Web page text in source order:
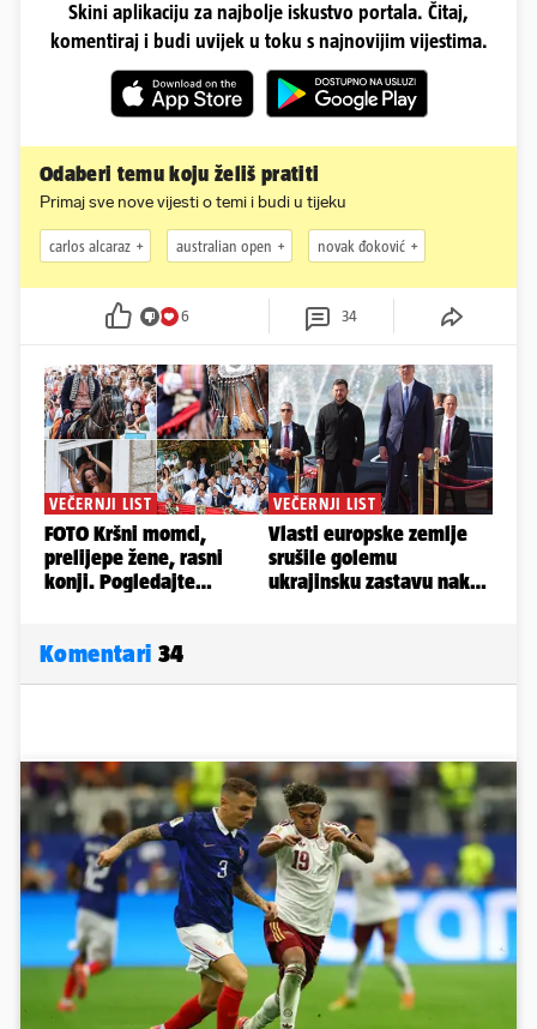
Skini aplikaciju za najbolje iskustvo portala. Čitaj,
komentiraj i budi uvijek u toku s najnovijim vijestima.
Odaberi temu koju želiš pratiti
Primaj sve nove vijesti o temi i budi u tijeku
carlos alcaraz australian open novak đoković
6 34
Komentari 34